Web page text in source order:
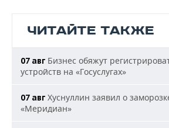
ЧИТАЙТЕ ТАКЖЕ
07 авг Бизнес обяжут
устройств на «Госуслугах»
07 авг Хуснуллин заявил о
«Меридиан»